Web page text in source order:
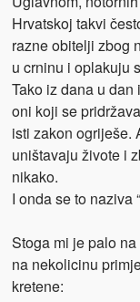
Hrvatskoj takvi
razne obitelji zbog
u crninu i oplakuju
Tako iz dana u
oni koji se
isti zakon ogriješe.
uništavaju živote i
nikako.
I onda se to naziva
Stoga mi je palo
na nekolicinu
kretene: